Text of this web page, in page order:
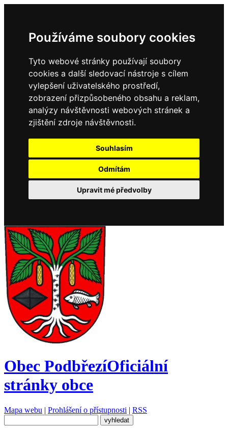
Používáme soubory cookies
Tyto webové stránky používají soubory
cookies a další sledovací nástroje s cílem
vylepšení uživatelského prostředí,
zobrazení přizpůsobeného obsahu a reklam,
analýzy návštěvnosti webových stránek a
zjištění zdroje návštěvnosti.
Souhlasím
Odmítám
Upravit mé předvolby
Obec PodbřezíOficiální
stránky obce
Mapa webu | Prohlášení o přístupnosti | RSS